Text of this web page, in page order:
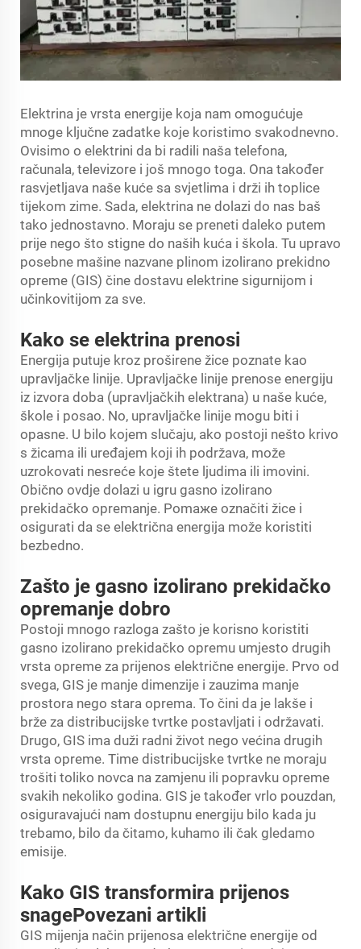
Elektrina je vrsta energije koja nam omogućuje
mnoge ključne zadatke koje koristimo svakodnevno.
Ovisimo o elektrini da bi radili naša telefona,
računala, televizore i još mnogo toga. Ona također
rasvjetljava naše kuće sa svjetlima i drži ih toplice
tijekom zime. Sada, elektrina ne dolazi do nas baš
tako jednostavno. Moraju se preneti daleko putem
prije nego što stigne do naših kuća i škola. Tu upravo
posebne mašine nazvane plinom izolirano prekidno
opreme (GIS) čine dostavu elektrine sigurnijom i
učinkovitijom za sve.
Kako se elektrina prenosi
Energija putuje kroz proširene žice poznate kao
upravljačke linije. Upravljačke linije prenose energiju
iz izvora doba (upravljačkih elektrana) u naše kuće,
škole i posao. No, upravljačke linije mogu biti i
opasne. U bilo kojem slučaju, ako postoji nešto krivo
s žicama ili uređajem koji ih podržava, može
uzrokovati nesreće koje štete ljudima ili imovini.
Obično ovdje dolazi u igru gasno izolirano
prekidačko opremanje. Pomажe označiti žice i
osigurati da se električna energija može koristiti
bezbedno.
Zašto je gasno izolirano prekidačko
opremanje dobro
Postoji mnogo razloga zašto je korisno koristiti
gasno izolirano prekidačko opremu umjesto drugih
vrsta opreme za prijenos električne energije. Prvo od
svega, GIS je manje dimenzije i zauzima manje
prostora nego stara oprema. To čini da je lakše i
brže za distribucijske tvrtke postavljati i održavati.
Drugo, GIS ima duži radni život nego većina drugih
vrsta opreme. Time distribucijske tvrtke ne moraju
trošiti toliko novca na zamjenu ili popravku opreme
svakih nekoliko godina. GIS je također vrlo pouzdan,
osiguravajući nam dostupnu energiju bilo kada ju
trebamo, bilo da čitamo, kuhamo ili čak gledamo
emisije.
Kako GIS transformira prijenos
snagePovezani artikli
GIS mijenja način prijenosa električne energije od